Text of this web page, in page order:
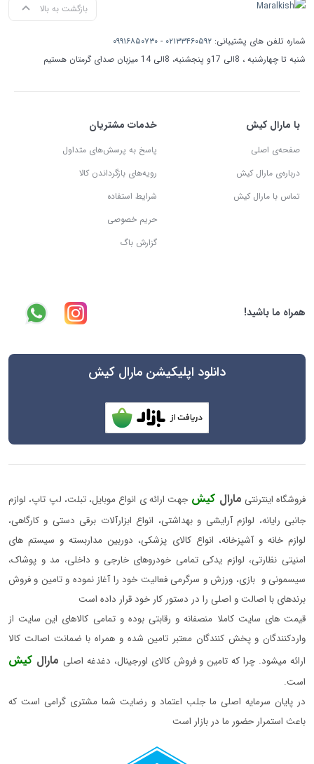
بازگشت به بالا
شماره تلفن های پشتیبانی: ۰۲۱۳۳۴۶۰۵۹۲ - ۰۹۹۱۶۸۵۰۷۳۰
شنبه تا چهارشنبه ، 8الی 17و پنجشنبه، 8الی 14 میزبان صدای گرمتان هستیم
با مارال کیش
صفحه‌ی اصلی
درباره‌ی مارال کیش
تماس با مارال کیش
خدمات مشتریان
پاسخ به پرسش‌های متداول
رویه‌های بازگرداندن کالا
شرایط استفاده
حریم خصوصی
گزارش باگ
همراه ما باشید!
دانلود اپلیکیشن مارال کیش
فروشگاه اینترنتی مارال کیش جهت ارائه ی انواع موبایل، تبلت، لپ تاپ، لوازم
جانبی رایانه، لوازم آرایشی و بهداشتی، انواع ابزارآلات برقی دستی و کارگاهی،
لوازم خانه و آشپزخانه، انواع کالای پزشکی، دوربین مداربسته و سیستم های
امنیتی نظارتی، لوازم یدکی تمامی خودروهای خارجی و داخلی، مد و پوشاک،
سیسمونی و بازی، ورزش و سرگرمی فعالیت خود را آغاز نموده و تامین و فروش
برندهای با اصالت و اصلی را در دستور کار خود قرار داده است
قیمت های سایت کاملا منصفانه و رقابتی بوده و تمامی کالاهای این سایت از
واردکنندگان و پخش کنندگان معتبر تامین شده و همراه با ضمانت اصالت کالا
ارائه میشود. چرا که تامین و فروش کالای اورجینال، دغدغه اصلی مارال کیش
است.
در پایان سرمایه اصلی ما جلب اعتماد و رضایت شما مشتری گرامی است که
باعث استمرار حضور ما در بازار است